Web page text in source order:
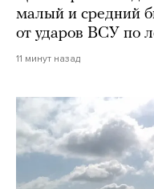
малый и средний
от ударов ВСУ по
11 минут назад